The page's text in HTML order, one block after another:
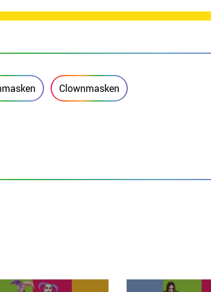
Clownmasken